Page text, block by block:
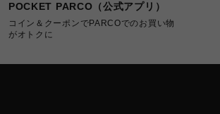
POCKET PARCO（公式アプリ）
コイン＆クーポンでPARCOでのお買い物
がオトクに